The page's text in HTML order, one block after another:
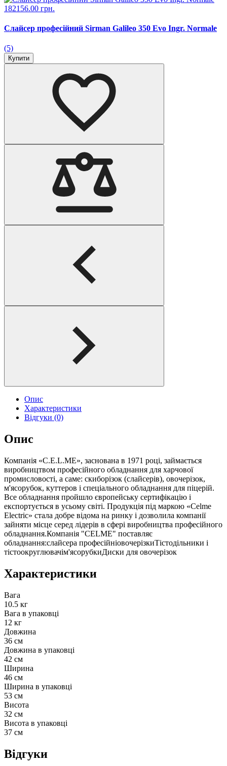
182156.00 грн.
Слайсер професійний Sirman Galileo 350 Evo Ingr. Normale
(5)
Купити
Опис
Характеристики
Відгуки (0)
Опис
Компанія «C.E.L.ME», заснована в 1971 році, займається
виробництвом професійного обладнання для харчової
промисловості, а саме: скиборізок (слайсерів), овочерізок,
м'ясорубок, куттеров і спеціального обладнання для піцерій.
Все обладнання пройшло європейську сертифікацію і
експортується в усьому світі. Продукція під маркою «Celme
Electric» стала добре відома на ринку і дозволила компанії
зайняти місце серед лідерів в сфері виробництва професійного
обладнання.Компанія "CELME" поставляє
обладнання:слайсера професійніовочерізкиТістодільники і
тістоокруглювачім'ясорубкиДиски для овочерізок
Характеристики
Вага
10.5 кг
Вага в упаковці
12 кг
Довжина
36 см
Довжина в упаковці
42 см
Ширина
46 см
Ширина в упаковці
53 см
Висота
32 см
Висота в упаковці
37 см
Відгуки